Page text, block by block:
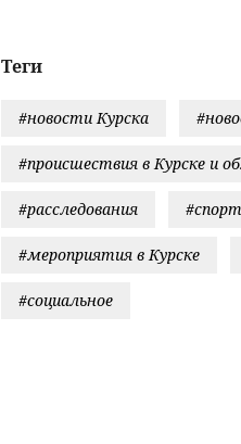
Теги
#новости Курска
#происшествия в Курске и
#расследования #спорт
#мероприятия в Курске
#социальное